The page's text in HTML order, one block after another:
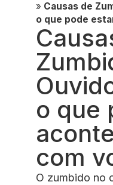
» Causas de
o que pode
o que
com
O zumbido no